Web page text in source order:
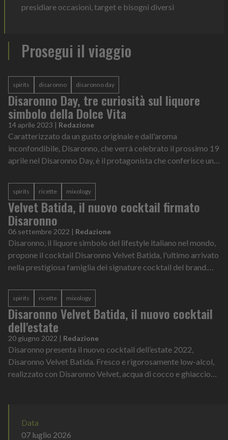
presidiare occasioni, target e bisogni diversi
Prosegui il viaggio
spirits disaronno disaronno day
Disaronno Day, tre curiosità sul liquore
simbolo della Dolce Vita
14 aprile 2023 | Redazione
Caratterizzato da un gusto originale e dall'aroma
inconfondibile, Disaronno, che verrà celebrato il prossimo 19
aprile nel Disaronno Day, è il protagonista che conferisce un
spirits ricette mixology
Velvet Batida, il nuovo cocktail firmato
Disaronno
06 settembre 2022 | Redazione
Disaronno, il liquore simbolo del lifestyle italiano nel mondo,
propone il cocktail Disaronno Velvet Batida, l'ultimo arrivato
nella prestigiosa famiglia dei signature cocktail del brand.
spirits ricette mixology
Disaronno Velvet Batida, il nuovo cocktail
dell'estate
20 giugno 2022 | Redazione
Disaronno presenta il nuovo cocktail dell’estate 2022,
Disaronno Velvet Batida. Fresco e rigorosamente low-alcol,
realizzato con Disaronno Velvet, acqua di cocco e ghiaccio
Data
07 luglio 2026